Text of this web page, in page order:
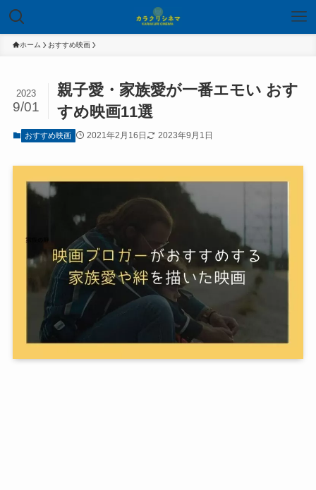
ホーム おすすめ映画
親子愛・家族愛が一番エモい おす
すめ映画11選
2023
9/01
おすすめ映画 2021年2月16日 2023年9月1日